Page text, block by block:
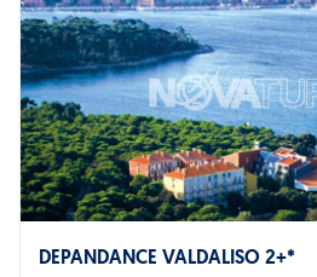
DEPANDANCE VALDALISO 2+*